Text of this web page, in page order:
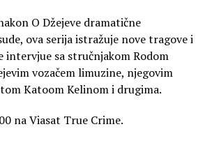
O Džejeve dramatične
ova serija istražuje nove tragove i
intervjue sa stručnjakom Rodom
vozačem limuzine, njegovim
Katoom Kelinom i drugima.
na Viasat True Crime.